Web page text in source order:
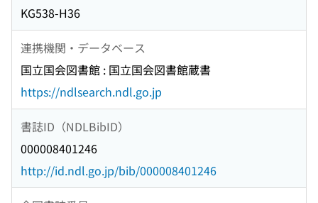
KG538-H36
連携機関・データベース
国立国会図書館 : 国立国会図書館蔵書
https://ndlsearch.ndl.go.jp
書誌ID（NDLBibID）
000008401246
http://id.ndl.go.jp/bib/000008401246